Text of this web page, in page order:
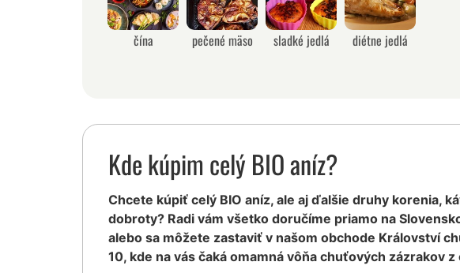
čína pečené mäso sladké jedlá diétne jedlá
Kde kúpim celý BIO aníz?
Chcete kúpiť celý BIO aníz, ale aj ďalšie druhy korenia,
dobroty? Radi vám všetko doručíme priamo na
alebo sa môžete zastaviť v našom obchode Království
10, kde na vás čaká omamná vôňa chuťových zázrakov